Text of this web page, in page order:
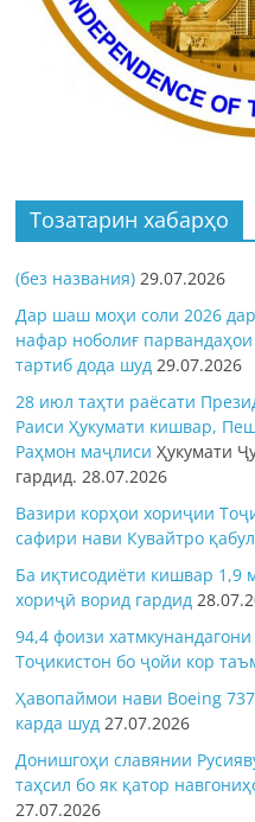
Тозатарин хабарҳо
(без названия) 29.07.2026
Дар шаш моҳи соли 2026
нафар ноболиғ
тартиб дода шуд 29.07.2026
28 июл таҳти раёсати
Раиси Ҳукумати кишвар,
Раҳмон маҷлисиҲукумати
гардид. 28.07.2026
Вазири корҳои хориҷии
сафири нави Кувайтро
Ба иқтисодиёти кишвар 1,9
хориҷӣ ворид гардид
94,4 фоизи
Тоҷикистон бо ҷойи кор
Ҳавопаймои нави Boeing
карда шуд 27.07.2026
Донишгоҳи славянии
таҳсил бо як қатор
27.07.2026